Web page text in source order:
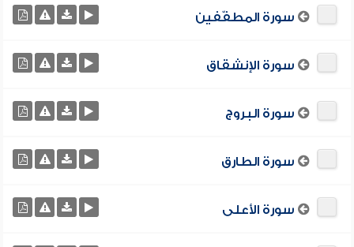
سورة المطفّفين
سورة الإنشقاق
سورة البروج
سورة الطارق
سورة الأعلى